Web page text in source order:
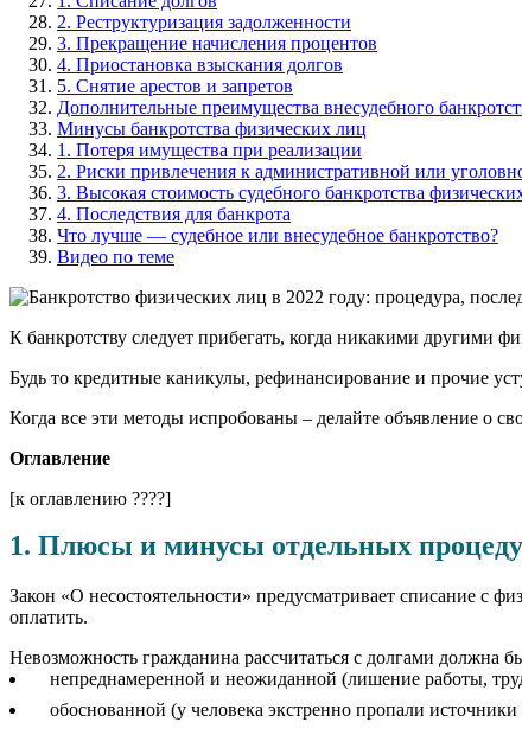
2. Реструктуризация задолженности
3. Прекращение начисления процентов
4. Приостановка взыскания долгов
5. Снятие арестов и запретов
Дополнительные преимущества внесудебного
Минусы банкротства физических лиц
1. Потеря имущества при реализации
2. Риски привлечения к административной или
3. Высокая стоимость судебного банкротства
4. Последствия для банкрота
Что лучше — судебное или внесудебное банкротство?
Видео по теме
К банкротству следует прибегать, когда никакими
Будь то кредитные каникулы, рефинансирование и прочие
Когда все эти методы испробованы – делайте объявление о
Оглавление
[к оглавлению ????]
1. Плюсы и минусы отдельных
Закон «О несостоятельности» предусматривает списание с
оплатить.
Невозможность гражданина рассчитаться с долгами должна
непреднамеренной и неожиданной (лишение работы,
обоснованной (у человека экстренно пропали